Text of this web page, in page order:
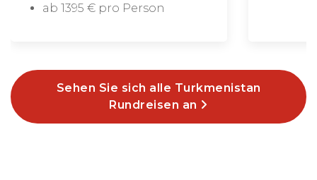
ab 1395 € pro Person
Sehen Sie sich alle Turkmenistan
Rundreisen an